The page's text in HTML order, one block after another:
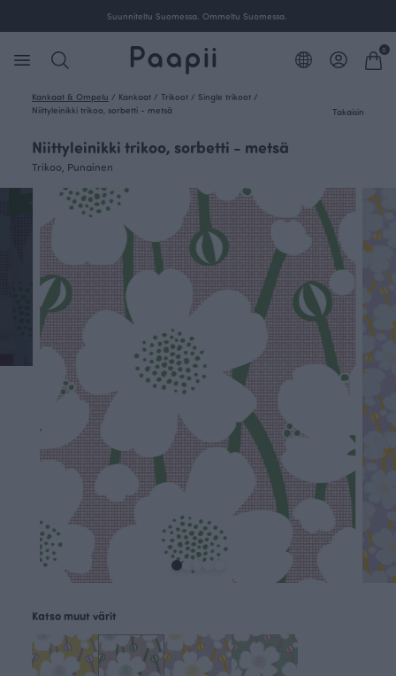
Suunniteltu Suomessa. Ommeltu
0
Kankaat & Ompelu / Kankaat / Trikoot / Single trikoot /
Niittyleinikki trikoo, sorbetti - metsä
Takaisin
Niittyleinikki trikoo, sorbetti - metsä
Trikoo, Punainen
Katso muut värit